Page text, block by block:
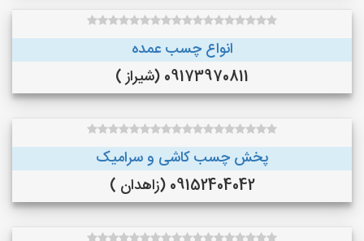
انواع چسب عمده
09173970811 (شیراز )
پخش چسب کاشی و سرامیک
09152404042 (زاهدان )